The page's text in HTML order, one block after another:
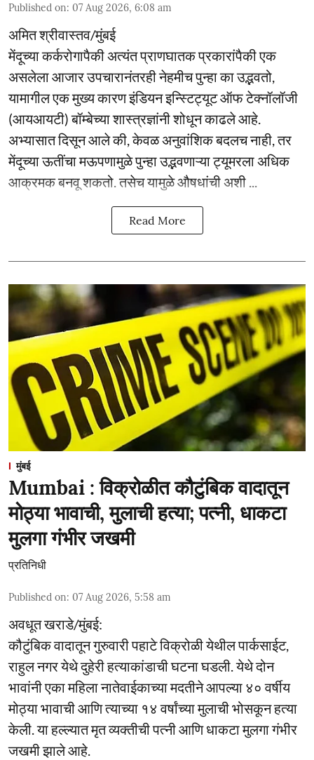
Published on: 07 Aug 2026, 6:08 am
अमित श्रीवास्तव/मुंबई
मेंदूच्या कर्करोगापैकी अत्यंत प्राणघातक प्रकारांपैकी एक
असलेला आजार उपचारानंतरही नेहमीच पुन्हा का उद्भवतो,
यामागील एक मुख्य कारण इंडियन इन्स्टिट्यूट ऑफ टेक्नॉलॉजी
(आयआयटी) बॉम्बेच्या शास्त्रज्ञांनी शोधून काढले आहे.
अभ्यासात दिसून आले की, केवळ अनुवांशिक बदलच नाही, तर
मेंदूच्या ऊतींचा मऊपणामुळे पुन्हा उद्भवणाऱ्या ट्यूमरला अधिक
आक्रमक बनवू शकतो. तसेच यामुळे औषधांची अशी ...
Read More
मुंबई
Mumbai : विक्रोळीत कौटुंबिक वादातून
मोठ्या भावाची, मुलाची हत्या; पत्नी, धाकटा
मुलगा गंभीर जखमी
प्रतिनिधी
Published on: 07 Aug 2026, 5:58 am
अवधूत खराडे/मुंबई:
कौटुंबिक वादातून गुरुवारी पहाटे विक्रोळी येथील पार्कसाईट,
राहुल नगर येथे दुहेरी हत्याकांडाची घटना घडली. येथे दोन
भावांनी एका महिला नातेवाईकाच्या मदतीने आपल्या ४० वर्षीय
मोठ्या भावाची आणि त्याच्या १४ वर्षांच्या मुलाची भोसकून हत्या
केली. या हल्ल्यात मृत व्यक्तीची पत्नी आणि धाकटा मुलगा गंभीर
जखमी झाले आहे.